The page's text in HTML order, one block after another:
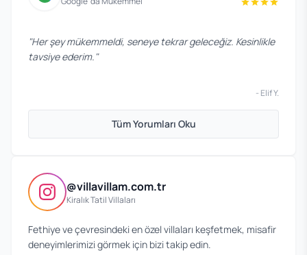
"Ailecek çok eğlendik, havuz harikaydı. Beklentimizin
üzerindeydi."
Mehmet T.
Tüm Yorumları Oku
@villavillam.com.tr
Kiralık Tatil Villaları
Fethiye ve çevresindeki en özel villaları keşfetmek, misafir
deneyimlerimizi görmek için bizi takip edin.